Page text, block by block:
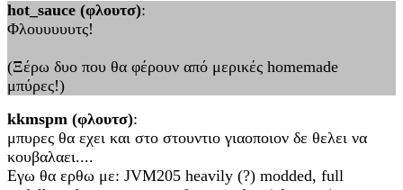
hot_sauce (φλουτσ):
Φλουυυυυτς!
(Ξέρω δυο που θα φέρουν από μερικές homemade
μπύρες!)
kkmspm (φλουτσ):
μπυρες θα εχει και στο στουντιο γιαοποιον δε θελει να
κουβαλαει....
Εγω θα ερθω με: JVM205 heavily (?) modded, full